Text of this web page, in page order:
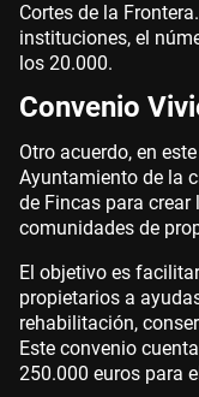
Cortes de la
instituciones, el
los 20.000.
Convenio
Otro acuerdo, en
Ayuntamiento de la
de Fincas para crear
comunidades de
El objetivo es
propietarios a
rehabilitación,
Este convenio
250.000 euros para